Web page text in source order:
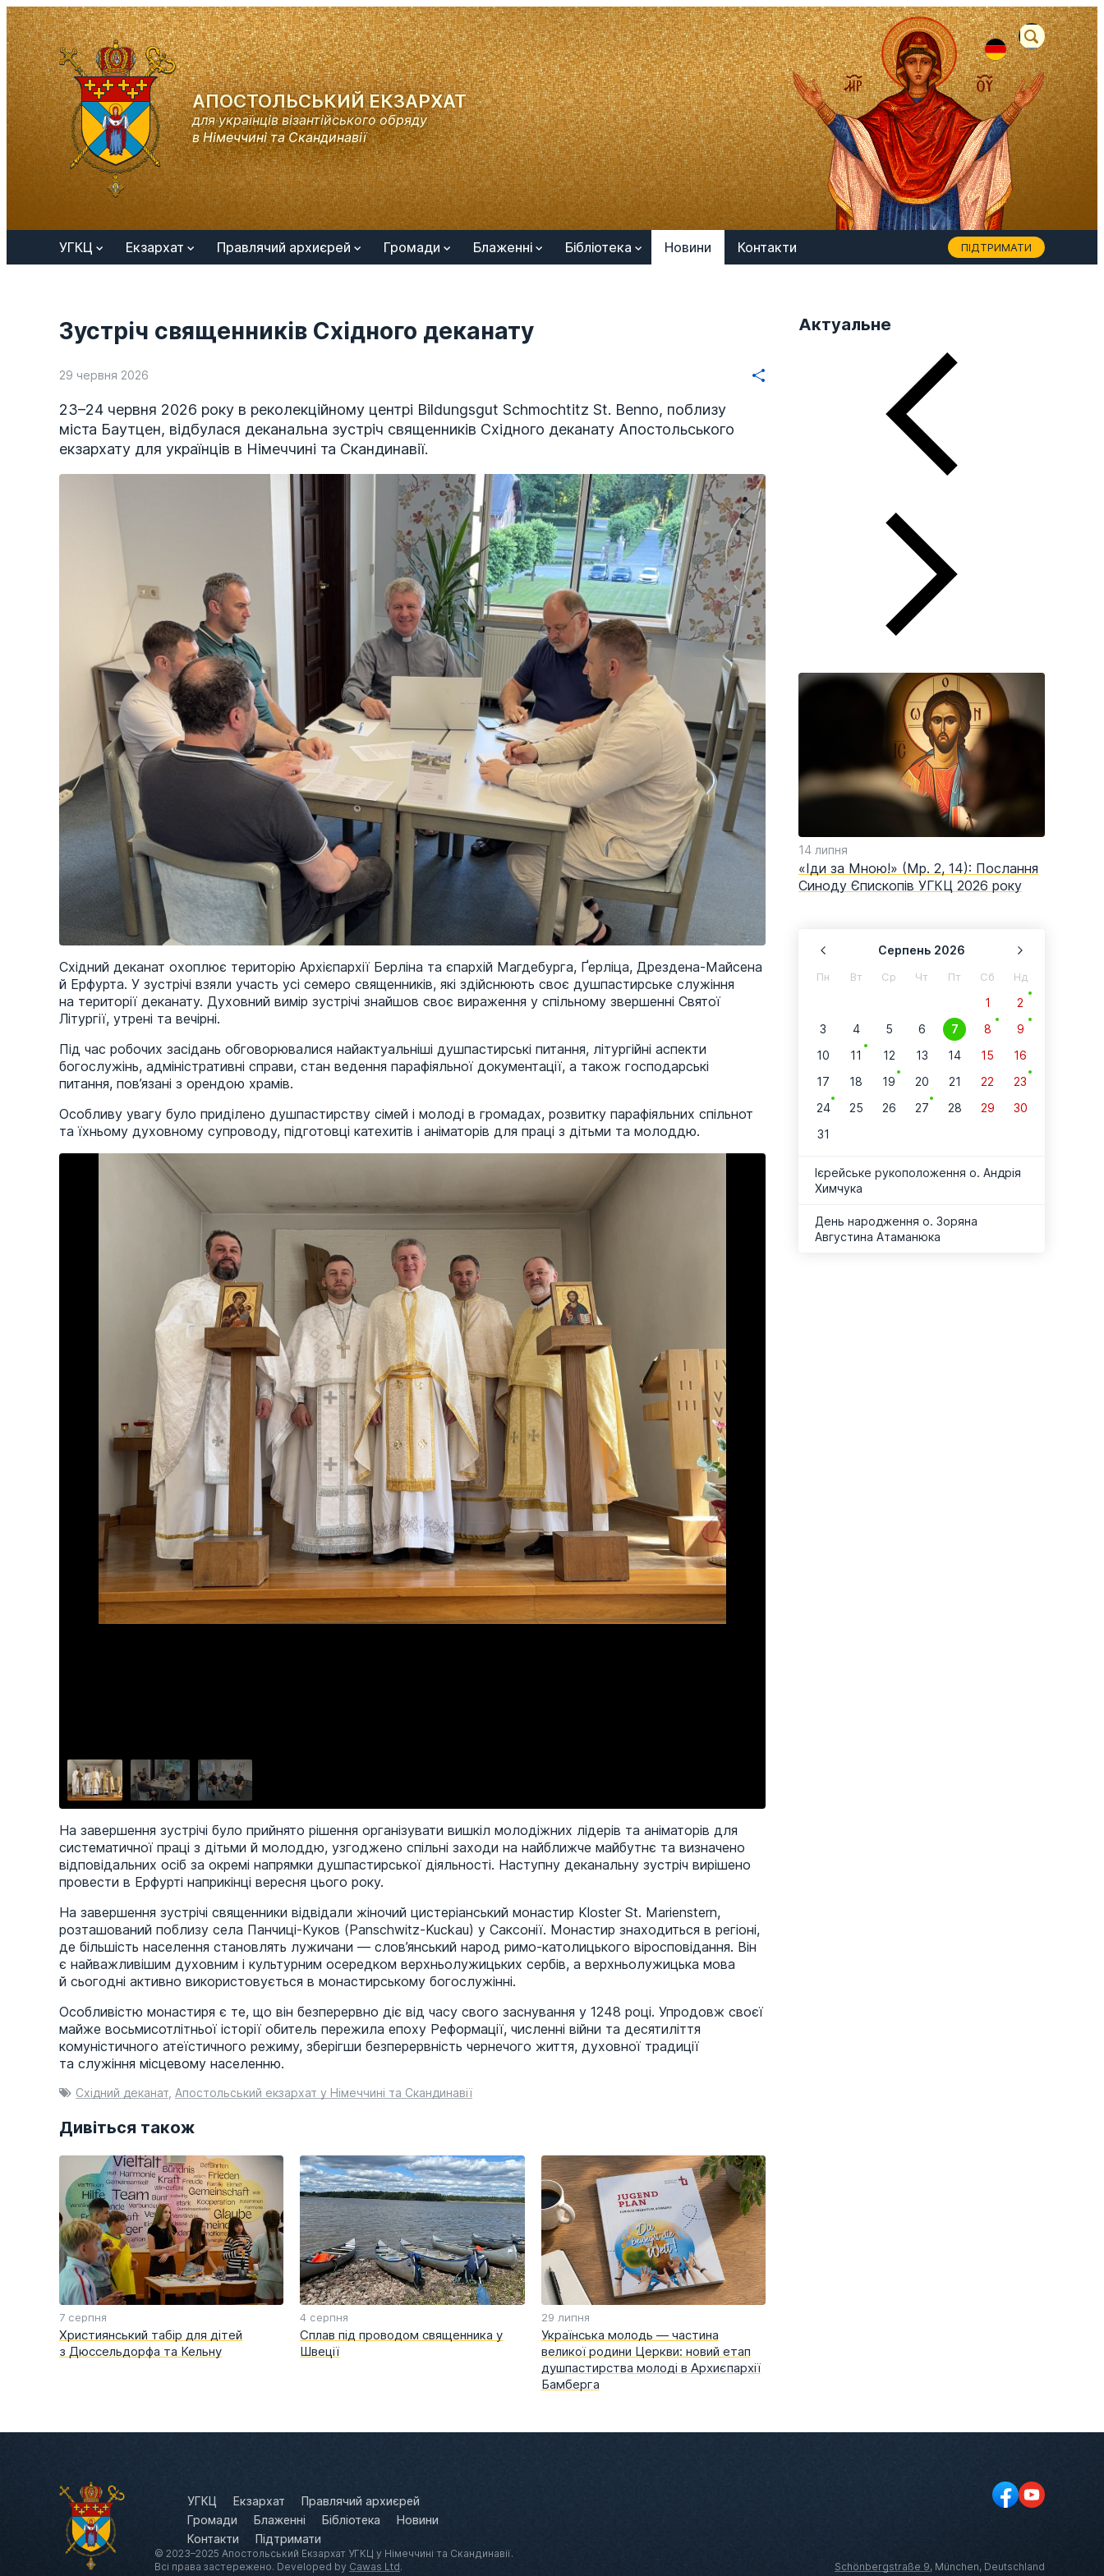
АПОСТОЛЬСЬКИЙ ЕКЗАРХАТ
для українців візантійського обряду
в Німеччині та Скандинавії
УГКЦ Екзархат Правлячий архиєрей Громади Блаженні Бібліотека Новини Контакти ПІДТРИМАТИ
Зустріч священників Східного деканату
29 червня 2026
23–24 червня 2026 року в реколекційному центрі Bildungsgut Schmochtitz St. Benno, поблизу
міста Баутцен, відбулася деканальна зустріч священників Східного деканату Апостольського
екзархату для українців в Німеччині та Скандинавії.
Східний деканат охоплює територію Архієпархії Берліна та єпархій Магдебурга, Ґерліца, Дрездена-Майсена
й Ерфурта. У зустрічі взяли участь усі семеро священників, які здійснюють своє душпастирське служіння
на території деканату. Духовний вимір зустрічі знайшов своє вираження у спільному звершенні Святої
Літургії, утрені та вечірні.
Під час робочих засідань обговорювалися найактуальніші душпастирські питання, літургійні аспекти
богослужінь, адміністративні справи, стан ведення парафіяльної документації, а також господарські
питання, пов’язані з орендою храмів.
Особливу увагу було приділено душпастирству сімей і молоді в громадах, розвитку парафіяльних спільнот
та їхньому духовному супроводу, підготовці катехитів і аніматорів для праці з дітьми та молоддю.
На завершення зустрічі було прийнято рішення організувати вишкіл молодіжних лідерів та аніматорів для
систематичної праці з дітьми й молоддю, узгоджено спільні заходи на найближче майбутнє та визначено
відповідальних осіб за окремі напрямки душпастирської діяльності. Наступну деканальну зустріч вирішено
провести в Ерфурті наприкінці вересня цього року.
На завершення зустрічі священники відвідали жіночий цистеріанський монастир Kloster St. Marienstern,
розташований поблизу села Панчиці-Куков (Panschwitz-Kuckau) у Саксонії. Монастир знаходиться в регіоні,
де більшість населення становлять лужичани — слов’янський народ римо-католицького віросповідання. Він
є найважливішим духовним і культурним осередком верхньолужицьких сербів, а верхньолужицька мова
й сьогодні активно використовується в монастирському богослужінні.
Особливістю монастиря є те, що він безперервно діє від часу свого заснування у 1248 році. Упродовж своєї
майже восьмисотлітньої історії обитель пережила епоху Реформації, численні війни та десятиліття
комуністичного атеїстичного режиму, зберігши безперервність чернечого життя, духовної традиції
та служіння місцевому населенню.
Східний деканат Апостольський екзархат у Німеччині та Скандинавії
Дивіться також
7 серпня
Християнський табір для дітей
з Дюссельдорфа та Кельну
4 серпня
Сплав під проводом священника у
Швеції
29 липня
Українська молодь — частина
великої родини Церкви: новий етап
душпастирства молоді в Архиєпархії
Бамберга
Актуальне
29 квітня
ЗВЕРНЕННЯ Блаженнішого
Святослава до Дня хворого
14 липня
«Іди за Мною!» (Мр. 2, 14): Послання
Синоду Єпископів УГКЦ 2026 року
Серпень 2026
Пн Вт Ср Чт Пт Сб Нд
1
2
3
4 5 6 7 8
9
10
11 12 13 14 15
16
17
18 19 20 21 22
23
24
25 26 27 28 29
30
31
Ієрейське рукоположення о. Андрія
Химчука
День народження о. Зоряна
Августина Атаманюка
УГКЦ Екзархат
Правлячий архиєрей
Громади
Блаженні Бібліотека
Новини
Контакти
Підтримати
Schönbergstraße 9, München, Deutschland
© 2023–2025 Апостольський Екзархат УГКЦ у Німеччині та Скандинавії.
Всі права застережено. Developed by Cawas Ltd.